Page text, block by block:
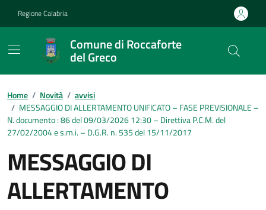
Regione Calabria
Comune di Roccaforte
del Greco
Home / Novità / avvisi
/ MESSAGGIO DI ALLERTAMENTO UNIFICATO – FASE PREVISIONALE –
N. documento : 86 del 09/03/2026 12:30 – Direttiva P.C.M. del
27/02/2004 e s.m.i. – D.G.R. n. 535 del 15/11/2017
MESSAGGIO DI
ALLERTAMENTO